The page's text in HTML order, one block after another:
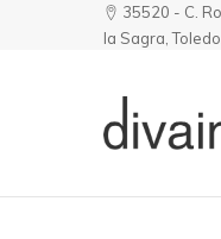
35520 - C.
la Sagra, Toledo.
|Puede